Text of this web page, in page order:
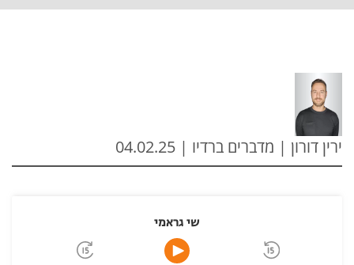
ירין דורון | מדברים ברדיו | 04.02.25
שי גראמי